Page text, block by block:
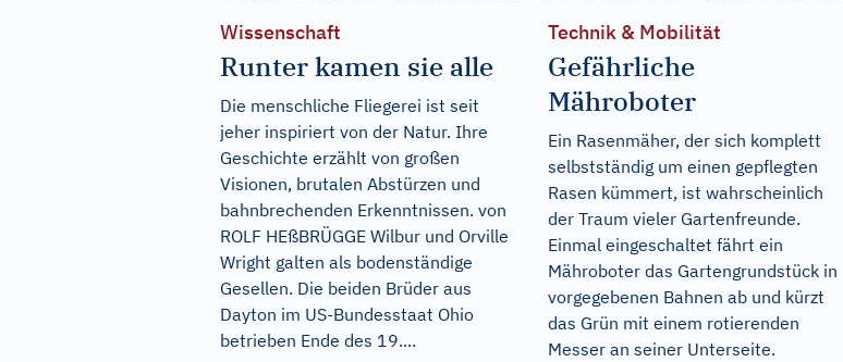
Wissenschaft
Runter kamen sie alle
Die menschliche Fliegerei ist seit
jeher inspiriert von der Natur. Ihre
Geschichte erzählt von großen
Visionen, brutalen Abstürzen und
bahnbrechenden Erkenntnissen. von
ROLF HEßBRÜGGE Wilbur und Orville
Wright galten als bodenständige
Gesellen. Die beiden Brüder aus
Dayton im US-Bundesstaat Ohio
betrieben Ende des 19....
Technik & Mobilität
Gefährliche
Mähroboter
Ein Rasenmäher, der sich komplett
selbstständig um einen gepflegten
Rasen kümmert, ist wahrscheinlich
der Traum vieler Gartenfreunde.
Einmal eingeschaltet fährt ein
Mähroboter das Gartengrundstück in
vorgegebenen Bahnen ab und kürzt
das Grün mit einem rotierenden
Messer an seiner Unterseite.